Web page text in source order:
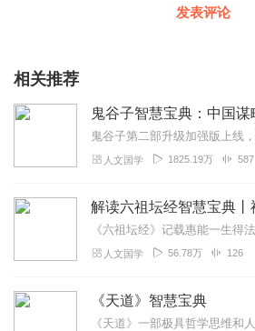
发表评论
相关推荐
人文国学 1825.19万 587
人文国学 56.78万 126
《天道》智慧宝典